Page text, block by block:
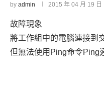
by admin 2015 年 04 月 19 日
故障現象
將工作組中的電腦連接到
但無法使用Ping命令Ping